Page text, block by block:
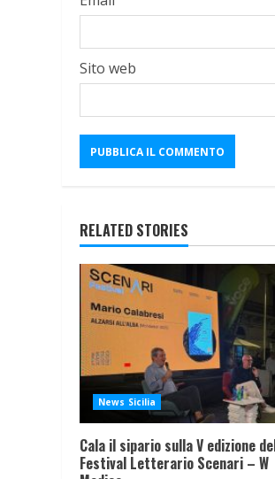
Sito web
RELATED STORIES
News Sicilia
Cala il sipario sulla V edizione
Festival Letterario Scenari – W